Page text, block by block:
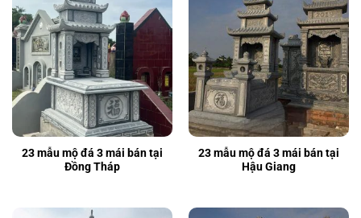
23 mẫu mộ đá 3 mái bán tại
Đồng Tháp
23 mẫu mộ đá 3 mái bán tại
Hậu Giang